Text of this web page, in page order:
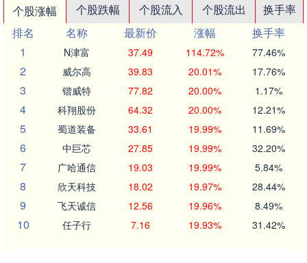
个股涨幅 个股跌幅 个股流入 个股流出
换手率
排名
名称 最新价 涨幅
换手率
1
N津富 37.49 114.72% 77.46%
2 威尔高 39.83 20.01% 17.76%
3 锴威特 77.82 20.00% 1.17%
4 科翔股份 64.32 20.00% 12.21%
5 蜀道装备 33.61 19.99% 11.69%
6 中巨芯 27.85 19.99% 32.20%
7 广哈通信 19.03 19.99% 5.84%
8 欣天科技 18.02 19.97% 28.44%
9 飞天诚信 12.56 19.96% 8.49%
10 任子行 7.16 19.93% 31.42%